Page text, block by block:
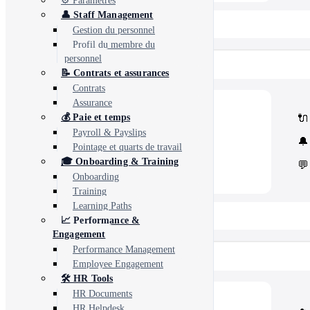
📂 View All 40+ Modules →
Rise CRM
🧩
Core Rise CRM extensions
⚙️Automation & API
Security and third-party tools
🔌
🔔
💬
📂 View All 5 Plugins →
Concord CRM
💎Modules
👤 Staff Management
Gestion du personnel
Profil du membre du
personnel
📝 Contrats et assurances
Contrats
Assurance
💰 Paie et temps
Payroll & Payslips
Pointage et quarts de travail
🎓 Onboarding & Training
Onboarding
Training
Learning Paths
📈 Performance &
Engagement
Performance Management
Employee Engagement
🛠️ HR Tools
HR Documents